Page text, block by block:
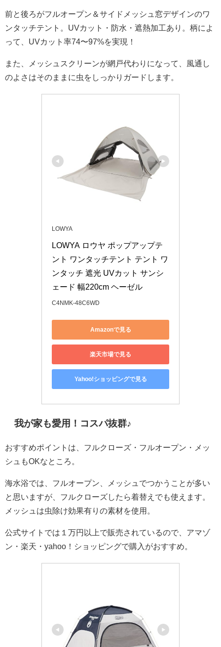
前と後ろがフルオープン＆サイドメッシュ窓デザインのワ
ンタッチテント。UVカット・防水・遮熱加工あり。柄によ
って、UVカット率74〜97%を実現！
また、メッシュスクリーンが網戸代わりになって、風通し
のよさはそのままに虫をしっかりガードします。
LOWYA
LOWYA ロウヤ ポップアップテ
ント ワンタッチテント テント ワ
ンタッチ 遮光 UVカット サンシ
ェード 幅220cm ヘーゼル
C4NMK-48C6WD
Amazonで見る
楽天市場で見る
Yahoo!ショッピングで見る
我が家も愛用！コスパ抜群♪
おすすめポイントは、フルクローズ・フルオープン・メッ
シュもOKなところ。
海水浴では、フルオープン、メッシュでつかうことが多い
と思いますが、フルクローズしたら着替えでも使えます。
メッシュは虫除け効果有りの素材を使用。
公式サイトでは１万円以上で販売されているので、アマゾ
ン・楽天・yahoo！ショッピングで購入がおすすめ。